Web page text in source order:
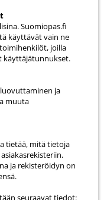
Suomiopas.fi
käyttävät vain ne
joilla
käyttäjätunnukset.
ja
muuta
tietää, mitä tietoja
ja rekisteröidyn on
seuraavat tiedot: